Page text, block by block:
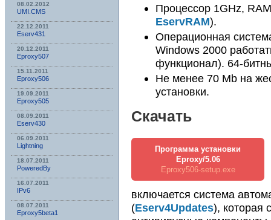
08.02.2012
UMI.CMS
22.12.2011
Eserv431
20.12.2011
Eproxy507
15.11.2011
Eproxy506
19.09.2011
Eproxy505
08.09.2011
Eserv430
06.09.2011
Lightning
18.07.2011
PoweredBy
16.07.2011
IPv6
08.07.2011
Eproxy5beta1
Процессор 1GHz,
EservRAM).
Операционная
Windows 2000
функционал). 64-
Не менее 70 Mb на
установки.
Скачать
Программа установки
Eproxy/5.06
Eproxy506-setup.exe
включается система
(Eserv4Updates), которая